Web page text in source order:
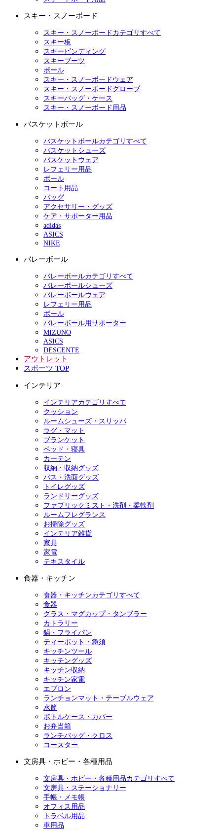
スキー・スノーボード
スキー・スノーボードカテゴリすべて
スキー板
スキービンディング
スキーブーツ
ポール
スキー・スノーボードウェア
スキー・スノーボードグローブ
スキーバッグ・ケース
スキー・スノーボード用品
バスケットボール
バスケットボールカテゴリすべて
バスケットシューズ
バスケットウェア
レフェリー用品
ボール
コート用品
バッグ
アクセサリー・グッズ
ケア・サポーター用品
adidas
ASICS
NIKE
バレーボール
バレーボールカテゴリすべて
バレーボールシューズ
バレーボールウェア
レフェリー用品
ボール
バレーボール用サポーター
MIZUNO
ASICS
DESCENTE
アウトレット
スポーツ TOP
インテリア
インテリアカテゴリすべて
クッション
ルームシューズ・スリッパ
ラグ・マット
ブランケット
ベッド・寝具
カーテン
収納・収納グッズ
バス・洗面グッズ
トイレグッズ
ランドリーグッズ
ファブリックミスト・洗剤・柔軟剤
ルームフレグランス
お掃除グッズ
インテリア雑貨
家具
家電
テキスタイル
食器・キッチン
食器・キッチンカテゴリすべて
食器
グラス・マグカップ・タンブラー
カトラリー
鍋・フライパン
ティーポット・急須
キッチンツール
キッチングッズ
キッチン収納
キッチン家電
エプロン
ランチョンマット・テーブルウェア
水筒
ボトルケース・カバー
お弁当箱
ランチバッグ・クロス
コースター
文房具・ホビー・各種用品
文房具・ホビー・各種用品カテゴリすべて
文房具・ステーショナリー
手帳・メモ帳
オフィス用品
トラベル用品
車用品